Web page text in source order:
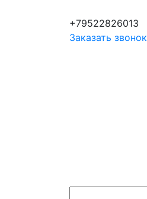
+79522826013
Заказать звонок